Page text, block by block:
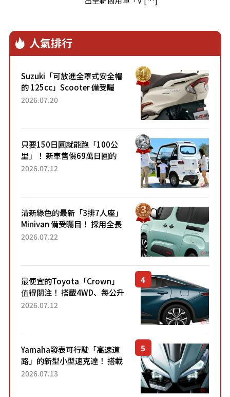
人氣排行
Suzuki「可放進全罩式安全帽
的 125cc」Scooter 備受矚
目！採用全新流線設計與各項
2026.07.20
只要150日圓就能跑「100公
里」！ 新車售價69萬日圓的
「3人座」Trike大受歡迎！ 順
2026.07.12
清新綠色的最新「3排7人座」
Minivan 備受矚目！ 採用全長
4.7公尺剛剛好的車身尺寸與
2026.07.22
最便宜的Toyota「Crown」
值得關注！ 搭載4WD、每公升
22.4公里低油耗表現超亮眼！
2026.07.12
Yamaha發表可行駛「高速道
路」的新型小型速克達！ 搭載
能享受超強勁「渦輪感」的動
2026.07.13